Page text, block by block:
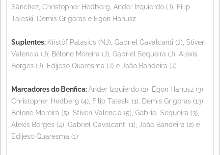
Sánchez, Christopher Hedberg, Ander Izquierdo (J), Filip
Taleski, Demis Grigoras e Egon Hanusz
Suplentes: Kristóf Palasics (NJ), Gabriel Cavalcanti (J), Stiven
Valencia (J), Bélone Moreira (J), Gabriel Sequeira (J), Alexis
Borges (J), Edijeso Quaresma (J) e João Bandeira (J)
Marcadores do Benfica:Ander Izquierdo (2), Egon Hanusz (3),
Christopher Hedberg (4), Filip Taleski (1), Demis Grigoras (13),
Bélone Moreira (5), Stiven Valencia (5), Gabriel Sequeira (3),
Alexis Borges (4), Gabriel Cavalcanti (1), João Bandeira (2) e
Edijeso Quaresma (1)